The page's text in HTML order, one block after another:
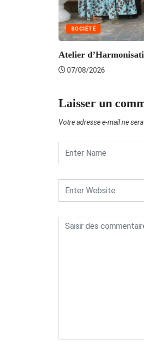
SOCIÉTÉ
Atelier
07/08/2026
Laisser un
Votre adresse e-mail ne